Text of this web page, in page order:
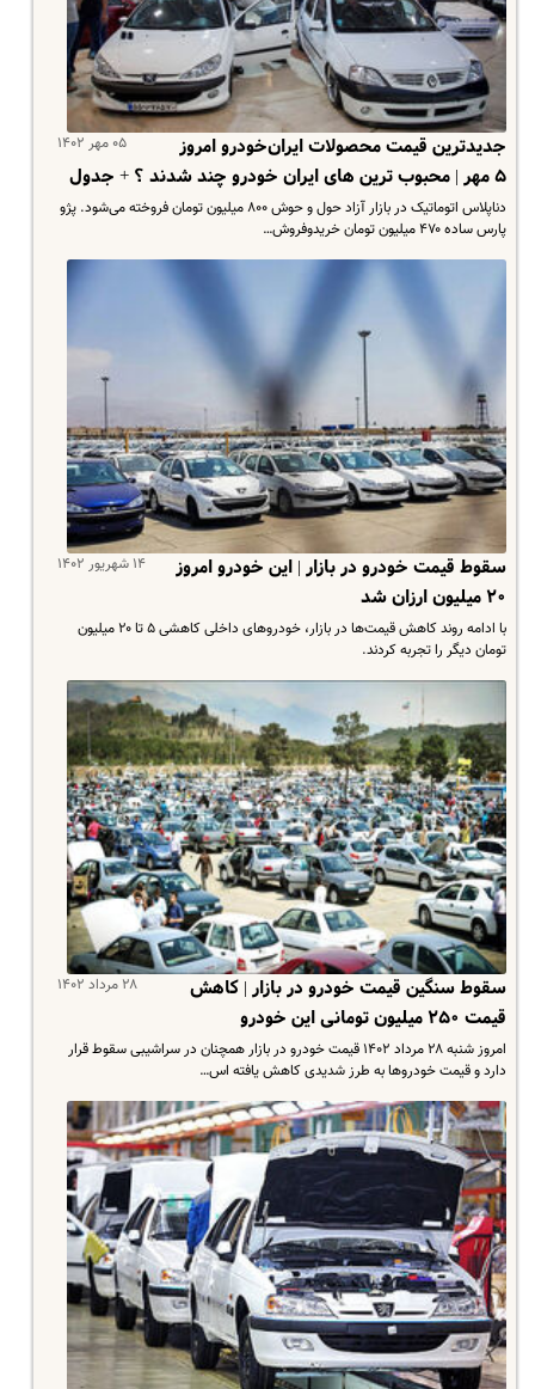
۰۵ مهر ۱۴۰۲
جدیدترین قیمت محصولات ایران‌خودرو امروز
۵ مهر | محبوب ترین های ایران خودرو چند شدند ؟ + جدول
دناپلاس اتوماتیک در بازار آزاد حول و حوش ۸۰۰ میلیون تومان فروخته می‌شود. پژو
پارس ساده ۴۷۰ میلیون تومان خریدوفروش…
۱۴ شهریور ۱۴۰۲
سقوط قیمت خودرو در بازار | این خودرو امروز
۲۰ میلیون ارزان شد
با ادامه روند کاهش قیمت‌ها در بازار، خودروهای داخلی کاهشی ۵ تا ۲۰ میلیون
تومان دیگر را تجربه کردند.
۲۸ مرداد ۱۴۰۲
سقوط سنگین قیمت خودرو در بازار | کاهش
قیمت ۲۵۰ میلیون تومانی این خودرو
امروز شنبه ۲۸ مرداد ۱۴۰۲ قیمت خودرو در بازار همچنان در سراشیبی سقوط قرار
دارد و قیمت خودروها به طرز شدیدی کاهش یافته اس…